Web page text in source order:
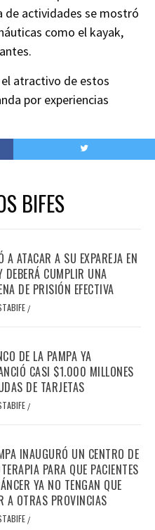
actividades se mostró
como el kayak,
atractivo de estos
por experiencias
BIFES
A ATACAR A SU EXPAREJA EN
DEBERÁ CUMPLIR UNA
DE PRISIÓN EFECTIVA
/
DE LA PAMPA YA
CASI $1.000 MILLONES
DE TARJETAS
/
INAUGURÓ UN CENTRO DE
PARA QUE PACIENTES
YA NO TENGAN QUE
A OTRAS PROVINCIAS
/